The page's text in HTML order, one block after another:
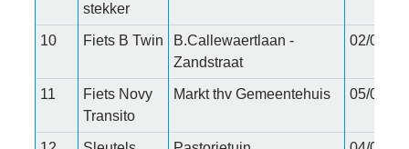
stekker
10 Fiets B Twin
B.Callewaertlaan -
Zandstraat
02/07/
11
Fiets Novy
Transito
Markt thv Gemeentehuis 05/07/